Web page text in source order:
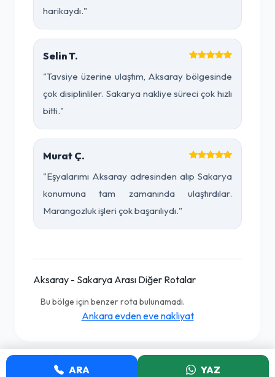
harikaydı."
Selin T.
"Tavsiye üzerine ulaştım, Aksaray bölgesinde
çok disiplinliler. Sakarya nakliye süreci çok hızlı
bitti."
Murat Ç.
"Eşyalarımı Aksaray adresinden alıp Sakarya
konumuna tam zamanında ulaştırdılar.
Marangozluk işleri çok başarılıydı."
Aksaray - Sakarya Arası Diğer Rotalar
Bu bölge için benzer rota bulunamadı.
Ankara evden eve nakliyat
ARA YAZ